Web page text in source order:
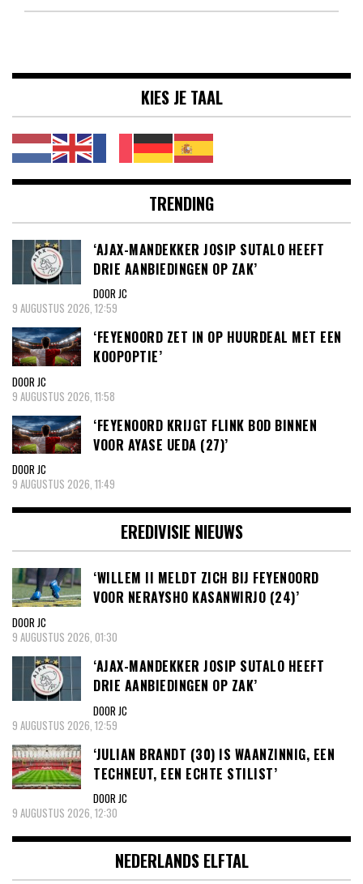
KIES JE TAAL
TRENDING
‘AJAX-MANDEKKER JOSIP SUTALO HEEFT
DRIE AANBIEDINGEN OP ZAK’
DOOR JC
9 AUGUSTUS 2026, 12:59
‘FEYENOORD ZET IN OP HUURDEAL MET EEN
KOOPOPTIE’
DOOR JC
9 AUGUSTUS 2026, 11:58
‘FEYENOORD KRIJGT FLINK BOD BINNEN
VOOR AYASE UEDA (27)’
DOOR JC
9 AUGUSTUS 2026, 11:49
EREDIVISIE NIEUWS
‘WILLEM II MELDT ZICH BIJ FEYENOORD
VOOR NERAYSHO KASANWIRJO (24)’
DOOR JC
9 AUGUSTUS 2026, 01:30
‘AJAX-MANDEKKER JOSIP SUTALO HEEFT
DRIE AANBIEDINGEN OP ZAK’
DOOR JC
9 AUGUSTUS 2026, 12:59
‘JULIAN BRANDT (30) IS WAANZINNIG, EEN
TECHNEUT, EEN ECHTE STILIST’
DOOR JC
9 AUGUSTUS 2026, 12:30
NEDERLANDS ELFTAL